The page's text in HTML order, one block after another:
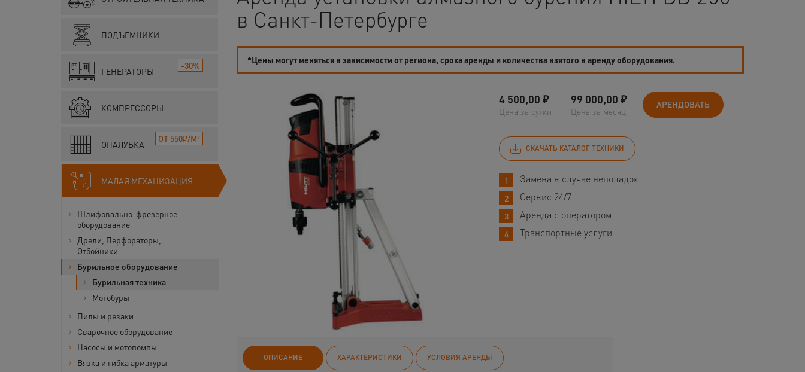
ПОДЪЕМНИКИ
ГЕНЕРАТОРЫ
-30%
КОМПРЕССОРЫ
ОПАЛУБКА
ОТ 550₽/М²
МАЛАЯ МЕХАНИЗАЦИЯ
Шлифовально-фрезерное
оборудование
Дрели, Перфораторы,
Отбойники
Бурильное оборудование
Бурильная техника
Мотобуры
Пилы и резаки
Сварочное оборудование
Насосы и мотопомпы
Вязка и гибка арматуры
в Санкт-Петербурге
*Цены могут меняться в зависимости от региона, срока аренды и количества взятого в аренду оборудования.
4 500,00 ₽
Цена за сутки
99 000,00 ₽
Цена за месяц
АРЕНДОВАТЬ
СКАЧАТЬ КАТАЛОГ ТЕХНИКИ
Замена в случае неполадок
Сервис 24/7
Аренда с оператором
Транспортные услуги
ОПИСАНИЕ ХАРАКТЕРИСТИКИ УСЛОВИЯ АРЕНДЫ